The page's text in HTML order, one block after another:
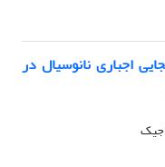
اجباری نانوسیال در